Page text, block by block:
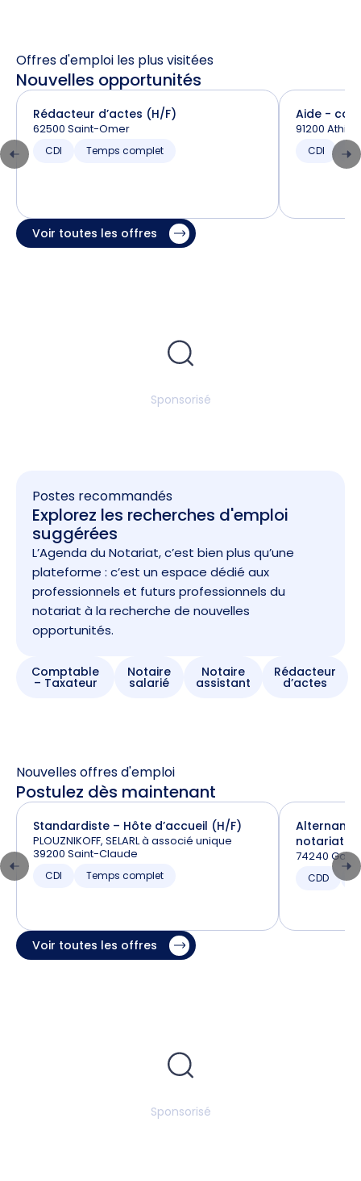
Offres d'emploi les plus visitées
Nouvelles opportunités
Rédacteur d’actes (H/F)
62500 Saint-Omer
CDI Temps complet
Aide -
91200
CDI
Voir toutes les offres
Sponsorisé
Postes recommandés
Explorez les recherches d'emploi
suggérées
L’Agenda du Notariat, c’est bien plus qu’une
plateforme : c’est un espace dédié aux
professionnels et futurs professionnels du
notariat à la recherche de nouvelles
opportunités.
Comptable
– Taxateur
Notaire
salarié
Notaire
assistant
Rédacteur
d’actes
Nouvelles offres d'emploi
Postulez dès maintenant
Standardiste – Hôte d’accueil (H/F)
PLOUZNIKOFF, SELARL à associé unique
39200 Saint-Claude
CDI Temps complet
notariat
74240
CDD
Voir toutes les offres
Sponsorisé